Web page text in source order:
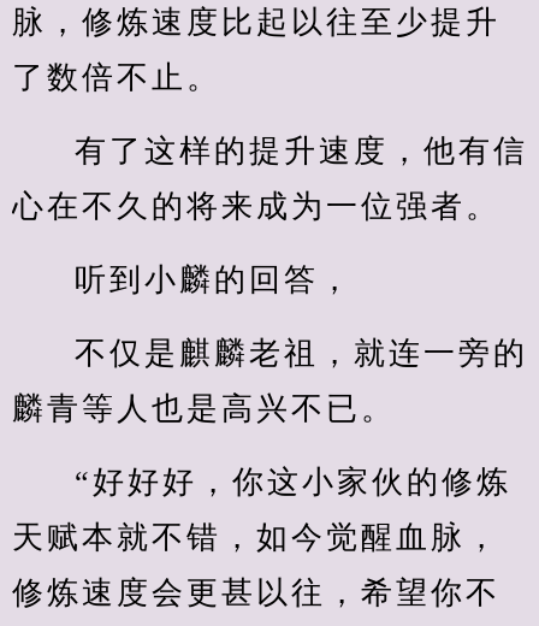
脉，修炼速度比起以往至少提升
了数倍不止。
有了这样的提升速度，他有信
心在不久的将来成为一位强者。
听到小麟的回答，
不仅是麒麟老祖，就连一旁的
麟青等人也是高兴不已。
“好好好，你这小家伙的修炼
天赋本就不错，如今觉醒血脉，
修炼速度会更甚以往，希望你不